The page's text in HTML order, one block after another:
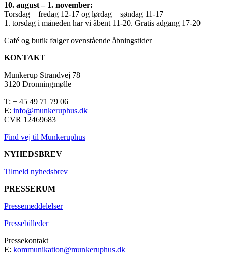
10. august – 1. november:
Torsdag – fredag 12-17 og lørdag – søndag 11-17
1. torsdag i måneden har vi åbent 11-20. Gratis adgang 17-20
Café og butik følger ovenstående åbningstider
KONTAKT
Munkerup Strandvej 78
3120 Dronningmølle
T: + 45 49 71 79 06
E: info@munkeruphus.dk
CVR 12469683
Find vej til Munkeruphus
NYHEDSBREV
Tilmeld nyhedsbrev
PRESSERUM
Pressemeddelelser
Pressebilleder
Pressekontakt
E: kommunikation@munkeruphus.dk